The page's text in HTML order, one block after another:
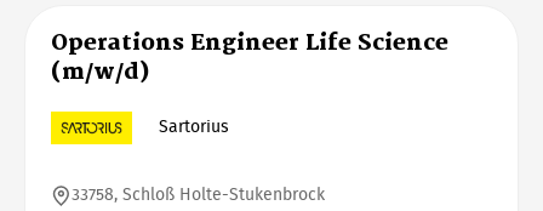
Operations Engineer Life Science
(m/w/d)
Sartorius
33758, Schloß Holte-Stukenbrock